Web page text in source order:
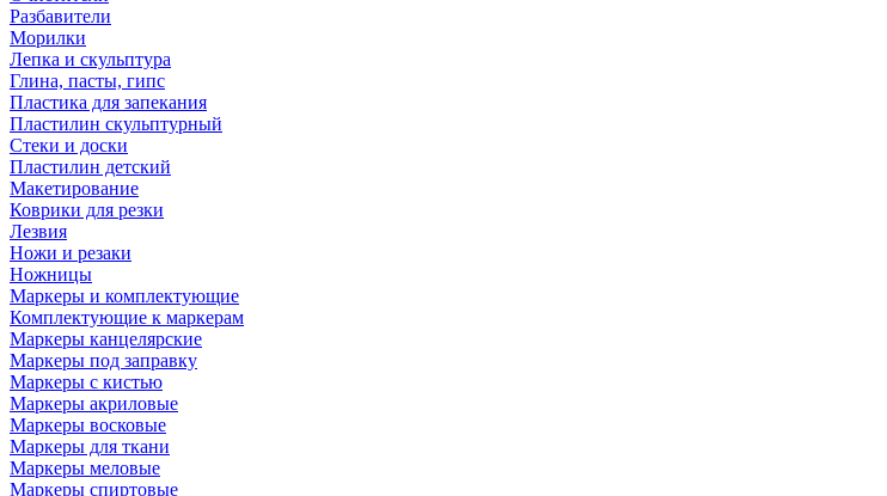
Разбавители
Морилки
Лепка и скульптура
Глина, пасты, гипс
Пластика для запекания
Пластилин скульптурный
Стеки и доски
Пластилин детский
Макетирование
Коврики для резки
Лезвия
Ножи и резаки
Ножницы
Маркеры и комплектующие
Комплектующие к маркерам
Маркеры канцелярские
Маркеры под заправку
Маркеры с кистью
Маркеры акриловые
Маркеры восковые
Маркеры для ткани
Маркеры меловые
Маркеры спиртовые